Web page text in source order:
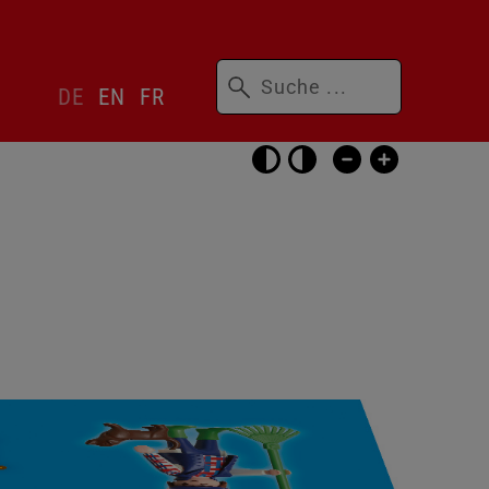
Barrierefrei-
Einstellungen
überspringen
überspringen
DE EN FR
Suchbegriffe